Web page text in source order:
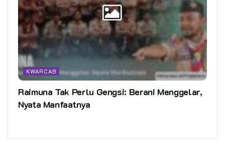
KWARCAB
Raimuna Tak Perlu Gengsi: Berani Menggelar,
Nyata Manfaatnya